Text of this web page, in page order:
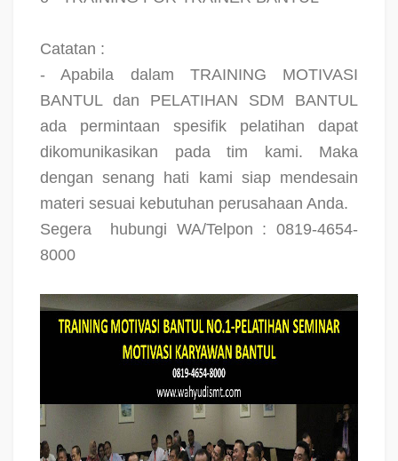
Catatan :
- Apabila dalam TRAINING MOTIVASI
BANTUL dan PELATIHAN SDM BANTUL
ada permintaan spesifik pelatihan dapat
dikomunikasikan pada tim kami. Maka
dengan senang hati kami siap mendesain
materi sesuai kebutuhan perusahaan Anda.
Segera
hubungi WA/Telpon : 0819-4654-
8000